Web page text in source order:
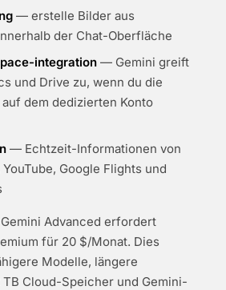
— erstelle Bilder aus
der Chat-Oberfläche
integration — Gemini greift
und Drive zu, wenn du die
dem dedizierten Konto
— Echtzeit-Informationen von
Google Flights und
Advanced erfordert
für 20 $/Monat. Dies
Modelle, längere
Cloud-Speicher und Gemini-